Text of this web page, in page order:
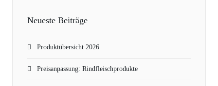
Neueste Beiträge
Produktübersicht 2026
Preisanpassung: Rindfleischprodukte